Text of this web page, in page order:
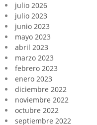
julio 2026
julio 2023
junio 2023
mayo 2023
abril 2023
marzo 2023
febrero 2023
enero 2023
diciembre 2022
noviembre 2022
octubre 2022
septiembre 2022